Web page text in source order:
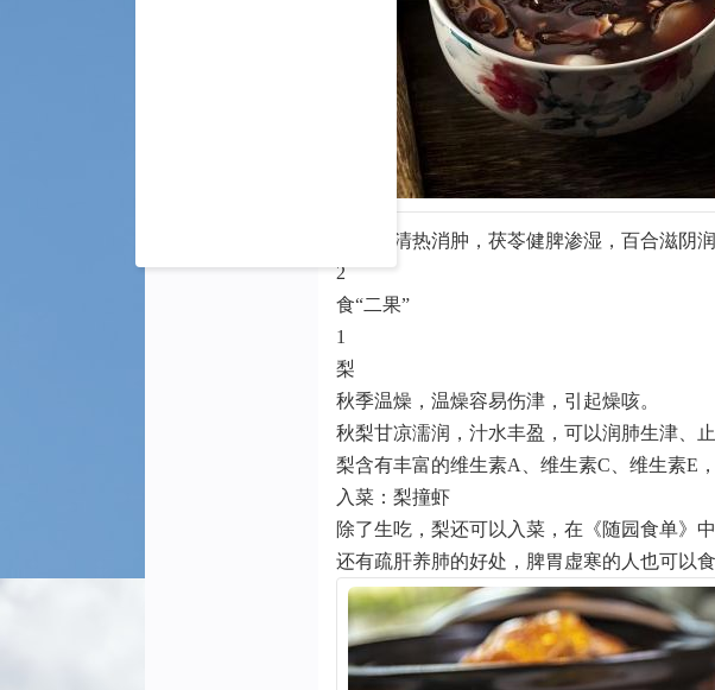
赤小豆清热消肿，茯苓健脾渗湿，百合滋阴
2
食“二果”
1
梨
秋季温燥，温燥容易伤津，引起燥咳。
秋梨甘凉濡润，汁水丰盈，可以润肺生津、
梨含有丰富的维生素A、维生素C、维生素E
入菜：梨撞虾
除了生吃，梨还可以入菜，在《随园食单》
还有疏肝养肺的好处，脾胃虚寒的人也可以食